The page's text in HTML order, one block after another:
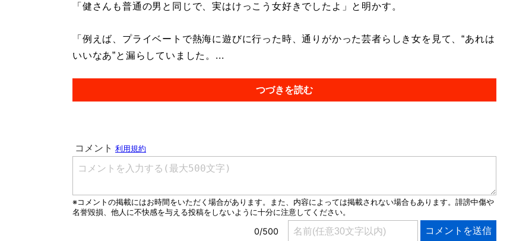
「健さんも普通の男と同じで、実はけっこう女好きでしたよ」と明かす。
「例えば、プライベートで熱海に遊びに行った時、通りがかった芸者らしき女を見て、“あれは
いいなあ”と漏らしていました。...
つづきを読む